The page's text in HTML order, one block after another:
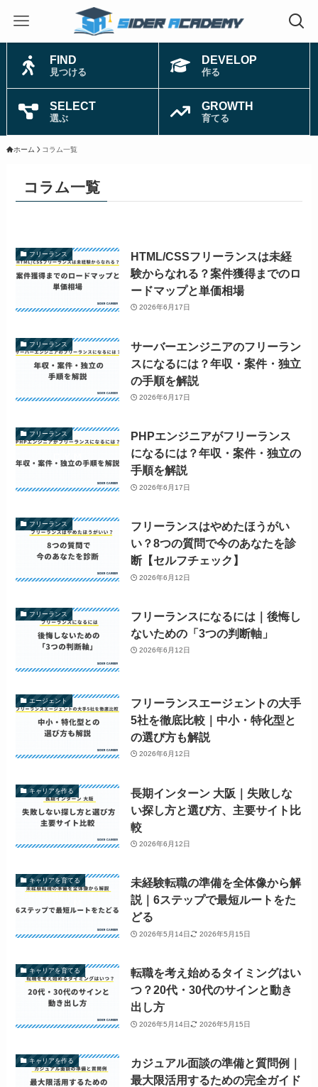
FIND
見つける
DEVELOP
作る
SELECT
選ぶ
GROWTH
育てる
ホーム コラム一覧
コラム一覧
フリーランス
HTML/CSSフリーランスは未経
験からなれる？案件獲得までのロ
ードマップと単価相場
2026年6月17日
フリーランス
サーバーエンジニアのフリーラン
スになるには？年収・案件・独立
の手順を解説
2026年6月17日
フリーランス
PHPエンジニアがフリーランス
になるには？年収・案件・独立の
手順を解説
2026年6月17日
フリーランス
フリーランスはやめたほうがい
い？8つの質問で今のあなたを診
断【セルフチェック】
2026年6月12日
フリーランス
フリーランスになるには｜後悔し
ないための「3つの判断軸」
2026年6月12日
エージェント
フリーランスエージェントの大手
5社を徹底比較｜中小・特化型と
の選び方も解説
2026年6月12日
キャリアを作る
長期インターン 大阪｜失敗しな
い探し方と選び方、主要サイト比
較
2026年6月12日
キャリアを育てる
未経験転職の準備を全体像から解
説｜6ステップで最短ルートをた
どる
2026年5月14日 2026年5月15日
キャリアを育てる
転職を考え始めるタイミングはい
つ？20代・30代のサインと動き
出し方
2026年5月14日 2026年5月15日
キャリアを作る
カジュアル面談の準備と質問例｜
最大限活用するための完全ガイド